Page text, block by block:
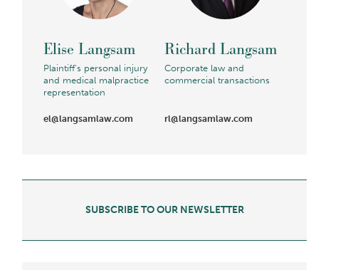
Elise Langsam
Plaintiff's personal injury
and medical malpractice
representation
Richard Langsam
Corporate law and
commercial transactions
el@langsamlaw.com rl@langsamlaw.com
SUBSCRIBE TO OUR NEWSLETTER